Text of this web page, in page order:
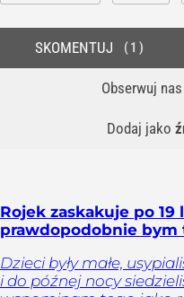
Obserwuj nas
Dodaj jako
SKOMENTUJ 1
Rojek zaskakuje po 19
prawdopodobnie bym
Dzieci były małe,
i do późnej nocy